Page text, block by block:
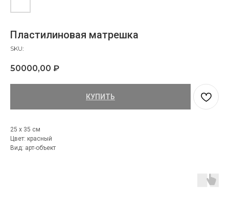
Пластилиновая матрешка
SKU:
50000,00 ₽
КУПИТЬ
25 х 35 см
Цвет: красный
Вид: арт-объект